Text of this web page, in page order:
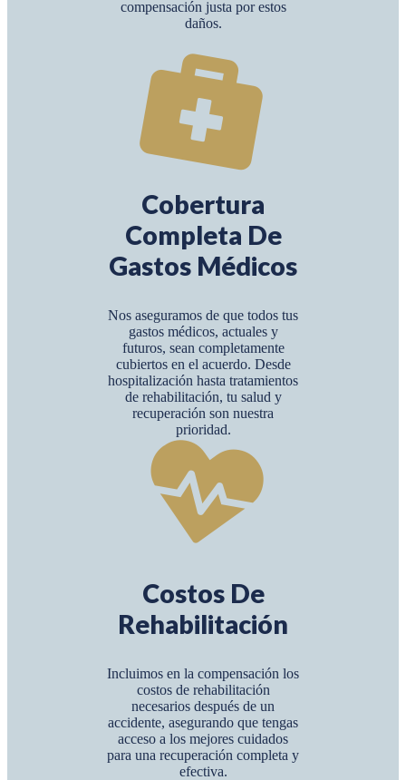
compensación justa por estos
daños.
Cobertura
Completa De
Gastos Médicos
Nos aseguramos de que todos tus
gastos médicos, actuales y
futuros, sean completamente
cubiertos en el acuerdo. Desde
hospitalización hasta tratamientos
de rehabilitación, tu salud y
recuperación son nuestra
prioridad.
Costos De
Rehabilitación
Incluimos en la compensación los
costos de rehabilitación
necesarios después de un
accidente, asegurando que tengas
acceso a los mejores cuidados
para una recuperación completa y
efectiva.